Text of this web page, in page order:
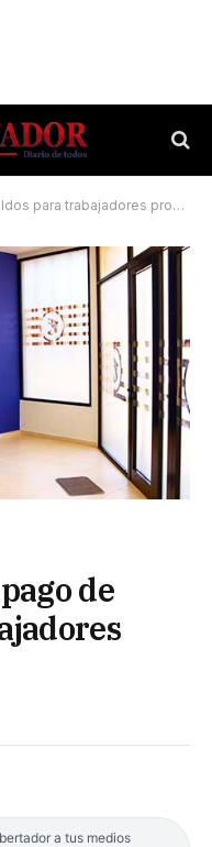
trabajadores provinciales?
de
a tus medios